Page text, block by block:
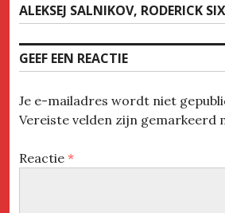
Next
post:
ALEKSEJ SALNIKOV, RODERICK SIX
GEEF EEN REACTIE
Je e-mailadres wordt niet
Vereiste velden zijn gemarkeerd
Reactie *